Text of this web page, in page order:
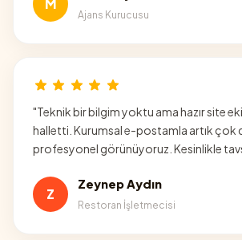
M
Ajans Kurucusu
"Teknik bir bilgim yoktu ama hazır site
halletti. Kurumsal e-postamla artık çok
profesyonel görünüyoruz. Kesinlikle
Z
Zeynep Aydın
Restoran İşletmecisi